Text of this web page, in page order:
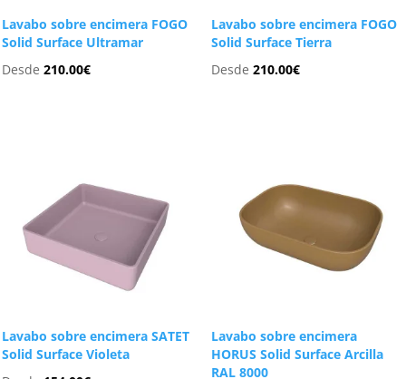
Lavabo sobre encimera FOGO
Solid Surface Ultramar
Desde210.00€
Lavabo sobre encimera FOGO
Solid Surface Tierra
Desde 210.00€
Lavabo sobre encimera SATET
Solid Surface Violeta
Lavabo sobre encimera
HORUS Solid Surface Arcilla
RAL 8000